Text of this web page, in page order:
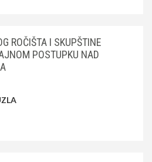
ROČIŠTA I SKUPŠTINE
POSTUPKU NAD